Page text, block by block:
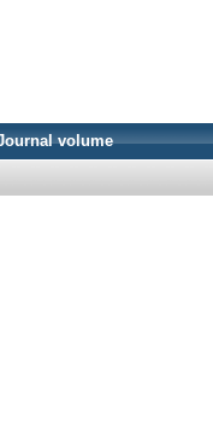
volume